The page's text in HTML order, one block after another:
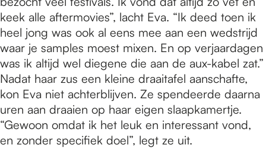
keek alle aftermovies”, lacht Eva. “Ik deed toen ik
heel jong was ook al eens mee aan een wedstrijd
waar je samples moest mixen. En op verjaardagen
was ik altijd wel diegene die aan de aux-kabel zat.”
Nadat haar zus een kleine draaitafel aanschafte,
kon Eva niet achterblijven. Ze spendeerde daarna
uren aan draaien op haar eigen slaapkamertje.
“Gewoon omdat ik het leuk en interessant vond,
en zonder specifiek doel”, legt ze uit.